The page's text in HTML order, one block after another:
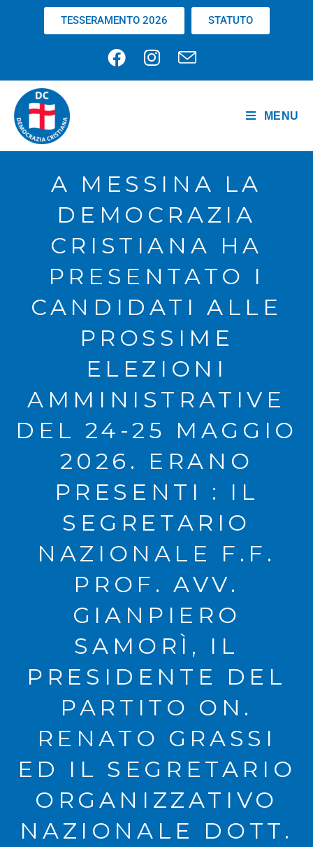
TESSERAMENTO 2026 STATUTO
MENU
A MESSINA LA
DEMOCRAZIA
CRISTIANA HA
PRESENTATO I
CANDIDATI ALLE
PROSSIME
ELEZIONI
AMMINISTRATIVE
DEL 24-25 MAGGIO
2026. ERANO
PRESENTI : IL
SEGRETARIO
NAZIONALE F.F.
PROF. AVV.
GIANPIERO
SAMORÌ, IL
PRESIDENTE DEL
PARTITO ON.
RENATO GRASSI
ED IL SEGRETARIO
ORGANIZZATIVO
NAZIONALE DOTT.